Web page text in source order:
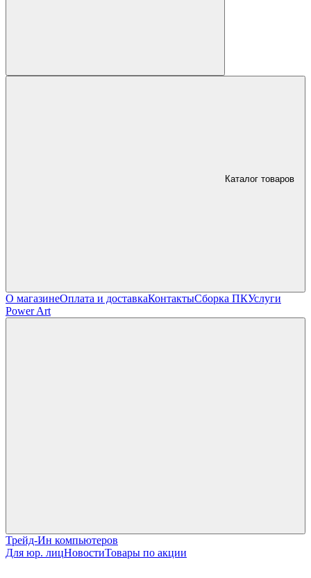
Каталог товаров
О магазинеОплата и доставкаКонтактыСборка ПКУслуги
Power Art
Трейд-Ин компьютеров
Для юр. лицНовостиТовары по акции